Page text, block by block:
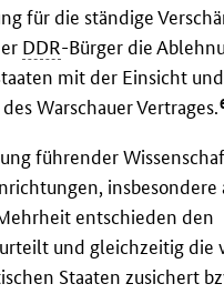
für die ständige
DDR-Bürger die
mit der Einsicht
Warschauer Vertrages.
führender
insbesondere
entschieden den
und gleichzeitig die
Staaten zusichert